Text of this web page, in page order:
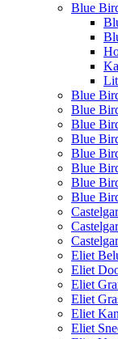
Blue
Blue
Blue
Blue
Blue
Blue
Blue
Blue
Blue
Eliet
Eliet
Eliet
Eliet
Eliet
Eliet